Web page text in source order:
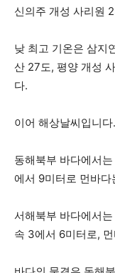
신의주 개성 사리원
낮 최고 기온은 삼지
산 27도, 평양 개성
다.
이어 해상날씨입니다.
동해북부 바다에서
에서 9미터로 먼바다
서해북부 바다에서
속 3에서 6미터로,